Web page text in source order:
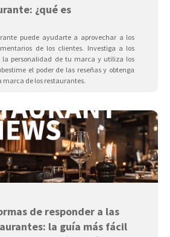
¿qué es
puede ayudarte a aprovechar a los
de los clientes. Investiga a los
la personalidad de tu marca y utiliza los
el poder de las reseñas y obtenga
marca de los restaurantes.
de responder a las
la guía más fácil